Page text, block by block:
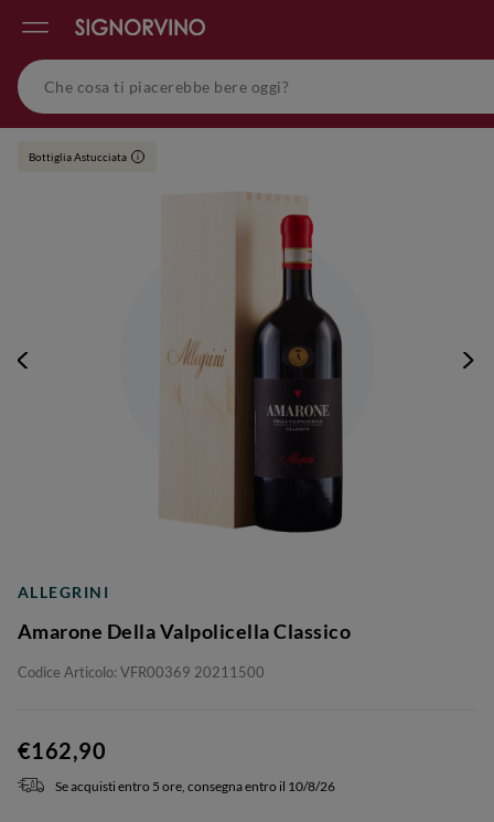
Bottiglia Astucciata i
ALLEGRINI
Amarone Della Valpolicella Classico
Codice Articolo: VFR00369 20211500
€162,90
Se acquisti entro 5 ore, consegna entro il 10/8/26